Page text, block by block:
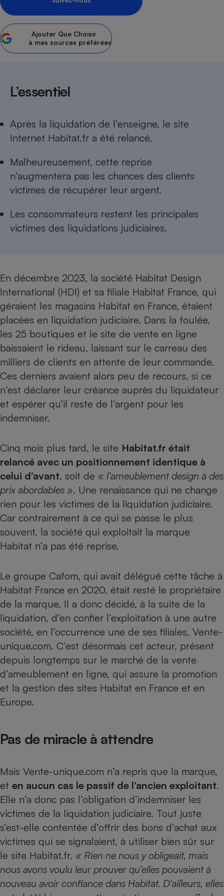
Ajouter Que Choisir
à mes sources préférées
L’essentiel
Après la liquidation de l’enseigne, le site
Internet Habitat.fr a été relancé.
Malheureusement, cette reprise
n’augmentera pas les chances des clients
victimes de récupérer leur argent.
Les consommateurs restent les principales
victimes des liquidations judiciaires.
En décembre 2023, la société Habitat Design
International (HDI) et sa filiale Habitat France, qui
géraient les magasins Habitat en France, étaient
placées en liquidation judiciaire. Dans la foulée,
les 25 boutiques et le site de vente en ligne
baissaient le rideau, laissant sur le carreau des
milliers de clients en attente de leur commande.
Ces derniers avaient alors peu de recours, si ce
n’est déclarer leur créance auprès du liquidateur
et espérer qu’il reste de l’argent pour les
indemniser.
Cinq mois plus tard, le site Habitat.fr était
relancé avec un positionnement identique à
celui d’avant, soit de « l’ameublement design à des
prix abordables ». Une renaissance qui ne change
rien pour les victimes de la liquidation judiciaire.
Car contrairement à ce qui se passe le plus
souvent, la société qui exploitait la marque
Habitat n’a pas été reprise.
Le groupe Cafom, qui avait délégué cette tâche à
Habitat France en 2020, était resté le propriétaire
de la marque. Il a donc décidé, à la suite de la
liquidation, d’en confier l’exploitation à une autre
société, en l’occurrence une de ses filiales, Vente-
unique.com. C’est désormais cet acteur, présent
depuis longtemps sur le marché de la vente
d’ameublement en ligne, qui assure la promotion
et la gestion des sites Habitat en France et en
Europe.
Pas de miracle à attendre
Mais Vente-unique.com n’a repris que la marque,
et en aucun cas le passif de l’ancien exploitant.
Elle n’a donc pas l’obligation d’indemniser les
victimes de la liquidation judiciaire. Tout juste
s’est-elle contentée d’offrir des bons d’achat aux
victimes qui se signalaient, à utiliser bien sûr sur
le site Habitat.fr. « Rien ne nous y obligeait, mais
nous avons voulu leur prouver qu’elles pouvaient à
nouveau avoir confiance dans Habitat. D’ailleurs, elles
Petit électroménager -
Ventilateur
Cafetière à expressos
Téléviseur
Téléphone mobile -
Antivirus
Radiateur électrique
Climatiseur -
Ventilateur
Antimoustique